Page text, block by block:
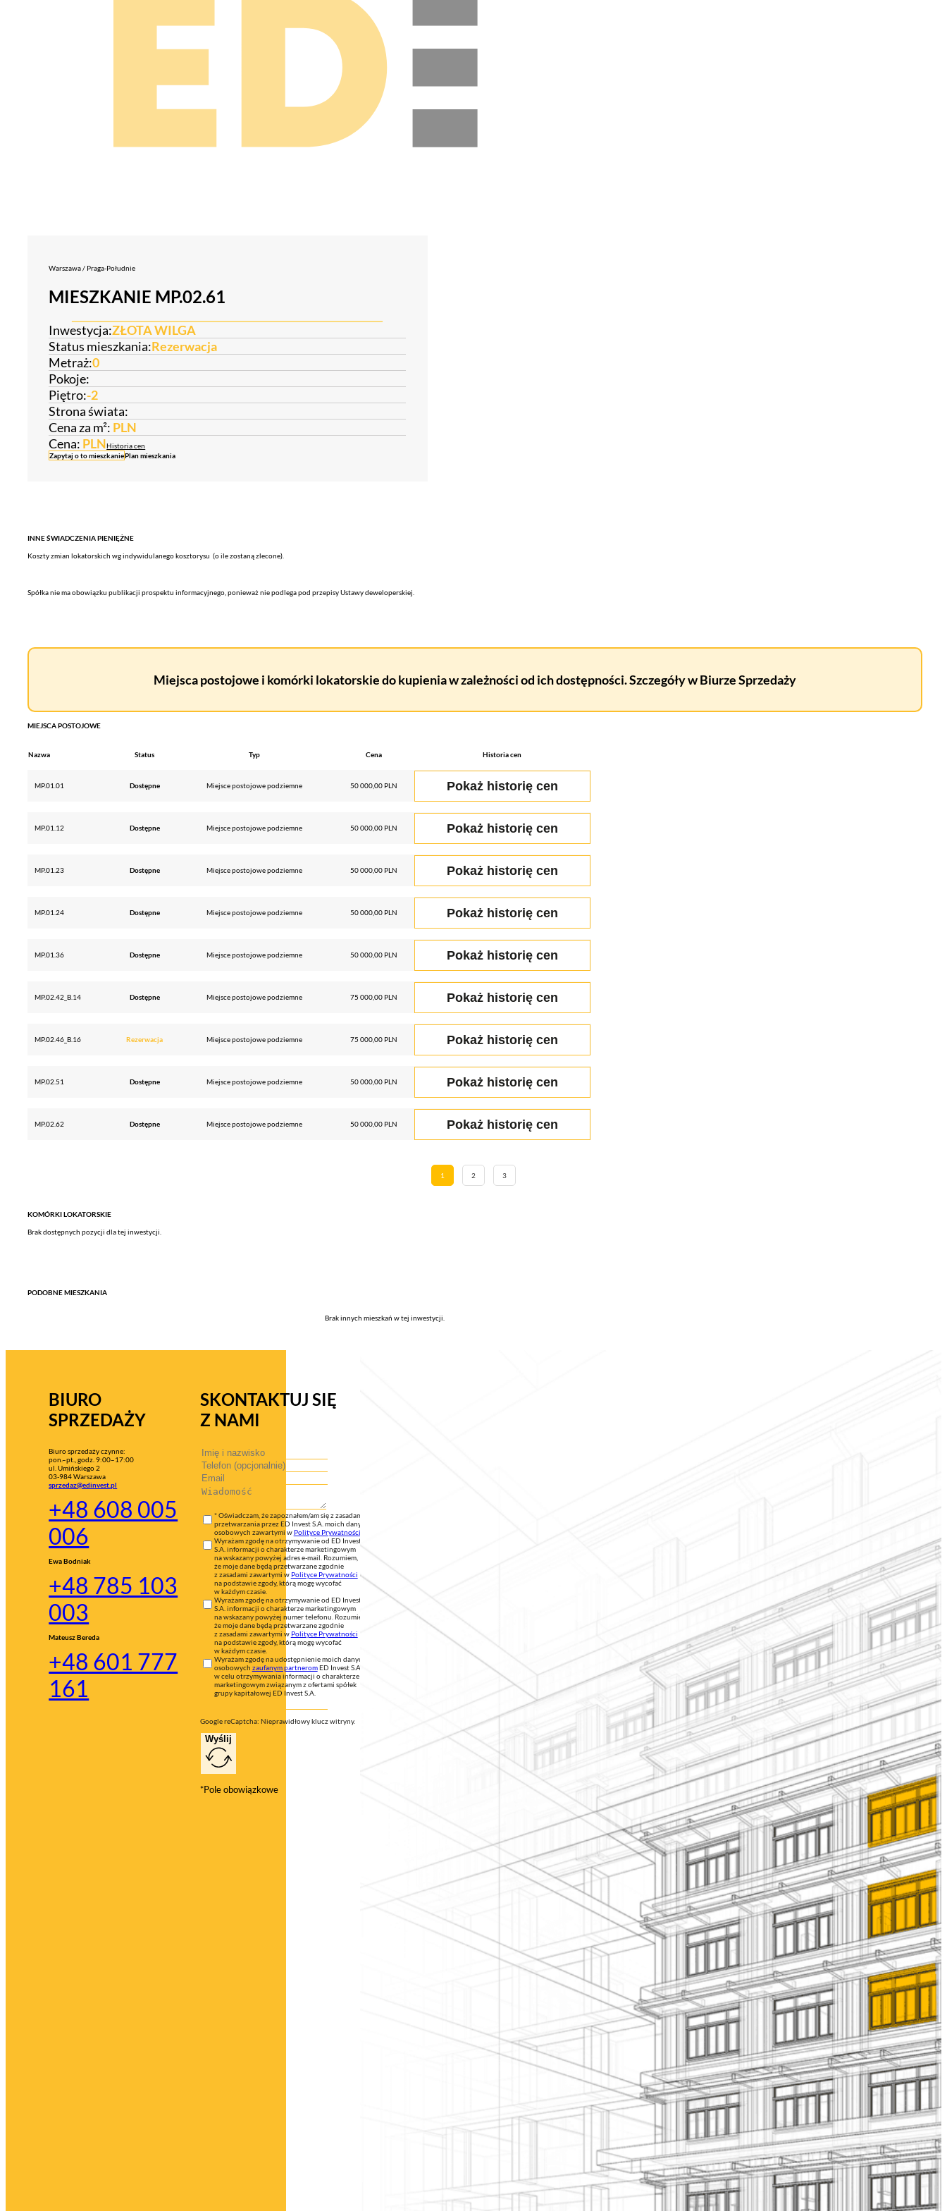
Warszawa / Praga-Południe
MIESZKANIE MP.02.61
Inwestycja:ZŁOTA WILGA
Status mieszkania:Rezerwacja
Metraż:0
Pokoje:
Piętro:-2
Strona świata:
Cena za m²: PLN
Cena: PLNHistoria cen
Zapytaj o to mieszkaniePlan mieszkania
INNE ŚWIADCZENIA PIENIĘŻNE
Koszty zmian lokatorskich wg indywidulanego kosztorysu (o ile zostaną zlecone).
Spółka nie ma obowiązku publikacji prospektu informacyjnego, ponieważ nie podlega pod przepisy Ustawy deweloperskiej.
Miejsca postojowe i komórki lokatorskie do kupienia w zależności od ich dostępności. Szczegóły w Biurze Sprzedaży
MIEJSCA POSTOJOWE
Nazwa Status Typ Cena Historia cen
MP.01.01 Dostępne Miejsce postojowe podziemne 50 000,00 PLN Pokaż historię cen
MP.01.12 Dostępne Miejsce postojowe podziemne 50 000,00 PLN Pokaż historię cen
MP.01.23 Dostępne Miejsce postojowe podziemne 50 000,00 PLN Pokaż historię cen
MP.01.24 Dostępne Miejsce postojowe podziemne 50 000,00 PLN Pokaż historię cen
MP.01.36 Dostępne Miejsce postojowe podziemne 50 000,00 PLN Pokaż historię cen
MP.02.42_B.14 Dostępne Miejsce postojowe podziemne 75 000,00 PLN Pokaż historię cen
MP.02.46_B.16 Rezerwacja Miejsce postojowe podziemne 75 000,00 PLN Pokaż historię cen
MP.02.51 Dostępne Miejsce postojowe podziemne 50 000,00 PLN Pokaż historię cen
MP.02.62 Dostępne Miejsce postojowe podziemne 50 000,00 PLN Pokaż historię cen
1 2 3
KOMÓRKI LOKATORSKIE
Brak dostępnych pozycji dla tej inwestycji.
PODOBNE MIESZKANIA
Brak innych mieszkań w tej inwestycji.
BIURO
SPRZEDAŻY
Biuro sprzedaży czynne:
pon.–pt., godz. 9:00–17:00
ul. Umińskiego 2
03-984 Warszawa
sprzedaz@edinvest.pl
+48 608 005
006
Ewa Bodniak
+48 785 103
003
Mateusz Bereda
+48 601 777
161
SKONTAKTUJ SIĘ
Z NAMI
* Oświadczam, że zapoznałem/am się z zasadami
przetwarzania przez ED Invest S.A. moich danych
osobowych zawartymi w Polityce Prywatności
Wyrażam zgodę na otrzymywanie od ED Invest
S.A. informacji o charakterze marketingowym
na wskazany powyżej adres e-mail. Rozumiem,
że moje dane będą przetwarzane zgodnie
z zasadami zawartymi w Polityce Prywatności
na podstawie zgody, którą mogę wycofać
w każdym czasie.
Wyrażam zgodę na otrzymywanie od ED Invest
S.A. informacji o charakterze marketingowym
na wskazany powyżej numer telefonu. Rozumiem,
że moje dane będą przetwarzane zgodnie
z zasadami zawartymi w Polityce Prywatności
na podstawie zgody, którą mogę wycofać
w każdym czasie.
Wyrażam zgodę na udostępnienie moich danych
osobowych zaufanym partneromED Invest S.A.
w celu otrzymywania informacji o charakterze
marketingowym związanym z ofertami spółek
grupy kapitałowej ED Invest S.A.
Google reCaptcha: Nieprawidłowy klucz witryny.
Wyślij
*Pole obowiązkowe